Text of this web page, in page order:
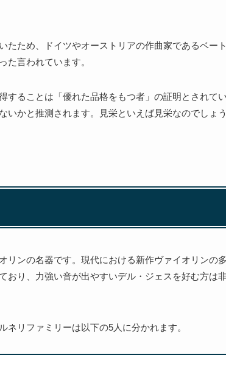
たため、ドイツやオーストリアの作曲家であるベー
た言われています。
することは「優れた品格をもつ者」の証明とされて
いかと推測されます。見栄といえば見栄なのでしょ
リンの名器です。現代における新作ヴァイオリンの
おり、力強い音が出やすいデル・ジェスを好む方は
リファミリーは以下の5人に分かれます。